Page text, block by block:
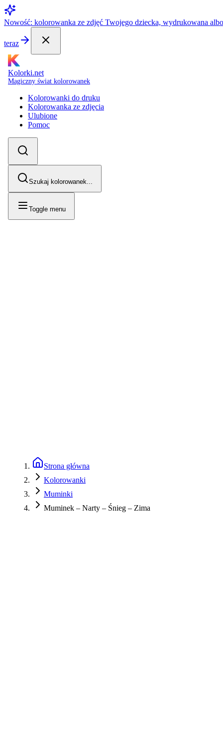
Nowość: kolorowanka ze zdjęć Twojego dziecka, wydrukowana
teraz
Kolorki.net
Magiczny świat kolorowanek
Kolorowanki do druku
Kolorowanka ze zdjęcia
Ulubione
Pomoc
Szukaj kolorowanek...
Toggle menu
Strona główna
Kolorowanki
Muminki
Muminek – Narty – Śnieg – Zima